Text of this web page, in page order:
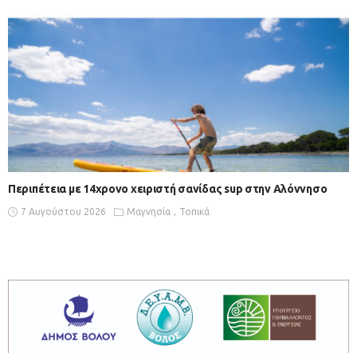
Περιπέτεια με 14χρονο χειριστή σανίδας sup στην Αλόννησο
7 Αυγούστου 2026 Μαγνησία Τοπικά